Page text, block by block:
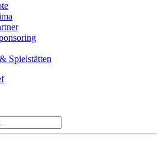
Spielstätten